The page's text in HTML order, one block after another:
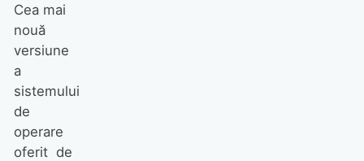
Cea mai
nouă
versiune
a
sistemului
de
operare
oferit de